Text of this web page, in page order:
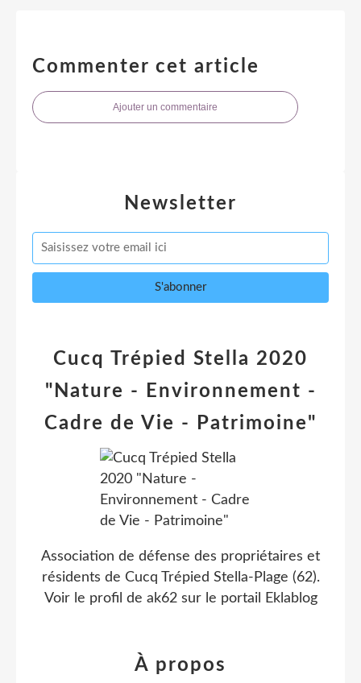
Commenter cet article
Ajouter un commentaire
Newsletter
Cucq Trépied Stella 2020
"Nature - Environnement -
Cadre de Vie - Patrimoine"
Association de défense des propriétaires et
résidents de Cucq Trépied Stella-Plage (62).
Voir le profil de ak62sur le portail Eklablog
À propos